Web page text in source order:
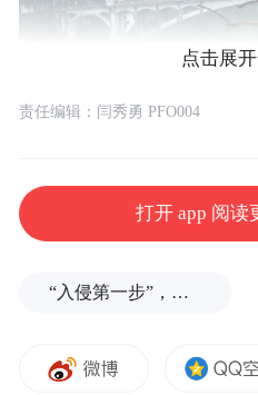
不远处乡镇的一栋楼
俏皮的话：“江湖归
的乡村，小雨中云雾
点击展
责任编辑：闫秀勇 PFO004
打开 app 阅读
“入侵第一步”，与特朗普关系密切美企被曝强闯格陵兰岛